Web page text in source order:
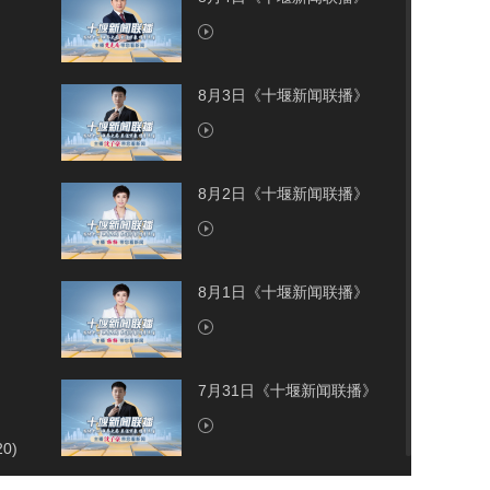
8月3日《十堰新闻联播》
8月2日《十堰新闻联播》
8月1日《十堰新闻联播》
7月31日《十堰新闻联播》